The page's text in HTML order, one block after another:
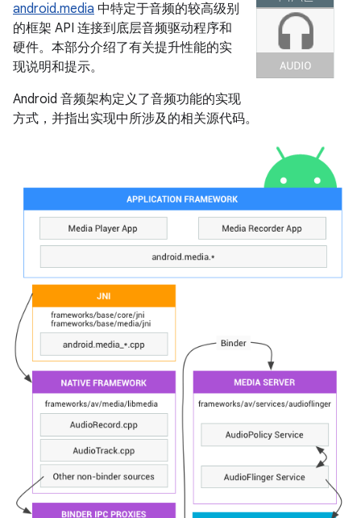
android.media 中特定于音频的较高级别
的框架 API 连接到底层音频驱动程序和
硬件。本部分介绍了有关提升性能的实
现说明和提示。
Android 音频架构定义了音频功能的实现
方式，并指出实现中所涉及的相关源代码。